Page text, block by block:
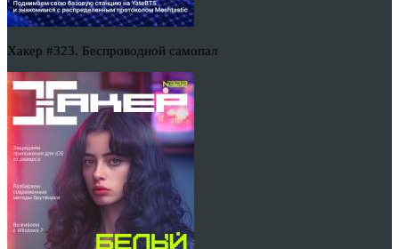
Хакер #323. Беспроводной самопал